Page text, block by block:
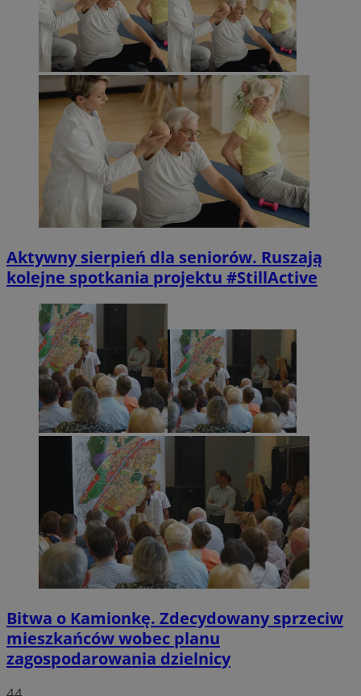
Aktywny sierpień dla seniorów. Ruszają
kolejne spotkania projektu #StillActive
Bitwa o Kamionkę. Zdecydowany sprzeciw
mieszkańców wobec planu
zagospodarowania dzielnicy